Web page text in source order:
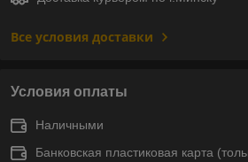
Все условия доставки
Условия оплаты
Наличными
Банковская пластиковая карта